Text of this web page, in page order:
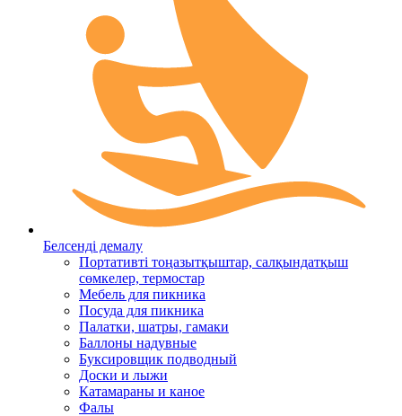
Белсенді демалу
Портативті тоңазытқыштар, салқындатқыш
сөмкелер, термостар
Мебель для пикника
Посуда для пикника
Палатки, шатры, гамаки
Баллоны надувные
Буксировщик подводный
Доски и лыжи
Катамараны и каное
Фалы